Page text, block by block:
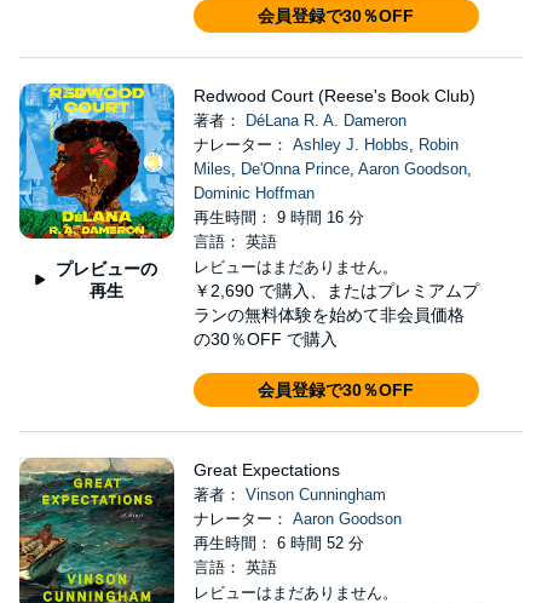
会員登録で30％OFF
プレビューの
再生
Redwood Court (Reese's Book Club)
著者：
DéLana R. A. Dameron
ナレーター： Ashley J. Hobbs, Robin
Miles, De'Onna Prince, Aaron Goodson,
Dominic Hoffman
再生時間： 9 時間 16 分
言語： 英語
レビューはまだありません。
￥2,690 で購入、またはプレミアムプ
ランの無料体験を始めて非会員価格
の30％OFF で購入
会員登録で30％OFF
Great Expectations
著者： Vinson Cunningham
ナレーター： Aaron Goodson
再生時間： 6 時間 52 分
言語： 英語
レビューはまだありません。